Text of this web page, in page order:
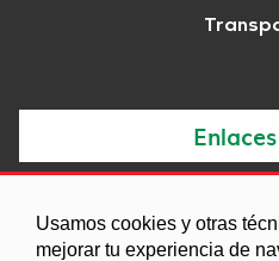
Usamos cookies y otras
mejorar tu experiencia de